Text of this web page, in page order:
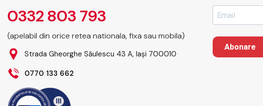
0332 803 793
(apelabil din orice retea nationala, fixa sau mobila)
Strada Gheorghe Săulescu 43 A, Iași 700010
0770 133 662
Abonare